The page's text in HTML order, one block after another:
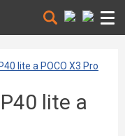
lite a POCO X3 Pro
lite a